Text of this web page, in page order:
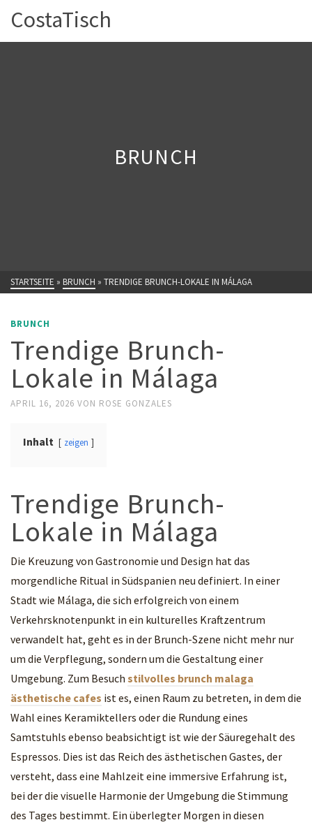
CostaTisch
BRUNCH
STARTSEITE » BRUNCH » TRENDIGE BRUNCH-LOKALE IN MÁLAGA
BRUNCH
Trendige Brunch-
Lokale in Málaga
APRIL 16, 2026 VON ROSE GONZALES
Inhalt zeigen
Trendige Brunch-
Lokale in Málaga
Die Kreuzung von Gastronomie und Design hat das
morgendliche Ritual in Südspanien neu definiert. In einer
Stadt wie Málaga, die sich erfolgreich von einem
Verkehrsknotenpunkt in ein kulturelles Kraftzentrum
verwandelt hat, geht es in der Brunch-Szene nicht mehr nur
um die Verpflegung, sondern um die Gestaltung einer
Umgebung. Zum Besuch stilvolles brunch malaga
ästhetische cafes ist es, einen Raum zu betreten, in dem die
Wahl eines Keramiktellers oder die Rundung eines
Samtstuhls ebenso beabsichtigt ist wie der Säuregehalt des
Espressos. Dies ist das Reich des ästhetischen Gastes, der
versteht, dass eine Mahlzeit eine immersive Erfahrung ist,
bei der die visuelle Harmonie der Umgebung die Stimmung
des Tages bestimmt. Ein überlegter Morgen in diesen